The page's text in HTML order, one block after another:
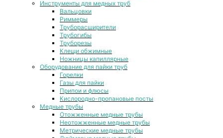
Инструменты для медных труб
Вальцовки
Риммеры
Труборасширители
Трубогибы
Труборезы
Клещи обжимные
Ножницы капиллярные
Оборудование для пайки труб
Горелки
Газы для пайки
Припои и флюсы
Кислородно-пропановые посты
Медные трубы
Отожженные медные трубы
Неотожженные медные трубы
Метрические медные трубы